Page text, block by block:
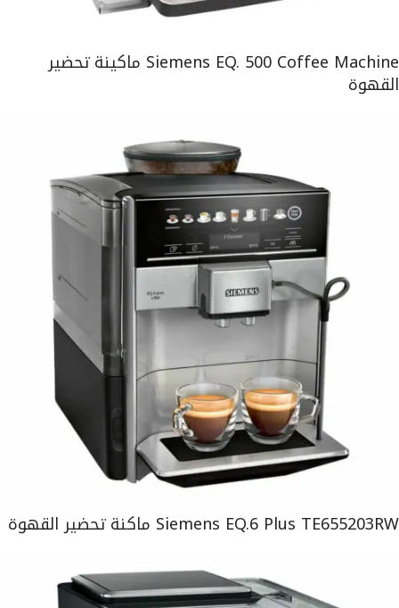
Siemens EQ. 500 Coffee Machine ماكينة تحضير
القهوة
Siemens EQ.6 Plus TE655203RW ماكنة تحضير القهوة